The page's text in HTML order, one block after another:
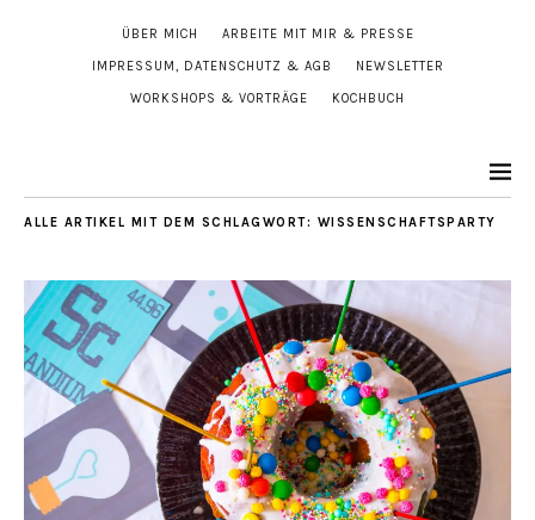
ÜBER MICH ARBEITE MIT MIR & PRESSE
IMPRESSUM, DATENSCHUTZ & AGB NEWSLETTER
WORKSHOPS & VORTRÄGE KOCHBUCH
ALLE ARTIKEL MIT DEM SCHLAGWORT: WISSENSCHAFTSPARTY